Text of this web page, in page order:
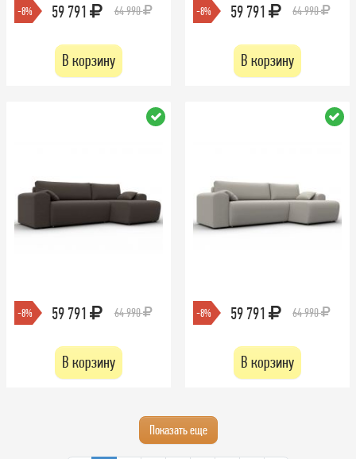
-8% 59 791 64 990
В корзину
-8% 59 791 64 990
В корзину
-8% 59 791 64 990
В корзину
-8% 59 791 64 990
В корзину
Показать еще